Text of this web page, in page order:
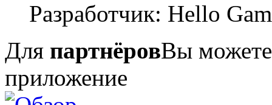
Разработчик: Hello
Для партнёровВы можете
приложение